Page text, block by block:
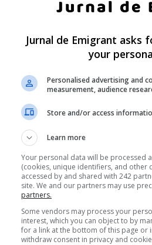
Jurnal de Emigrant asks
your
Personalised advertising and
measurement, audience
Store and/or access
Learn more
Your personal data will be processed
(cookies, unique identifiers, and other
accessed by and shared with 242
site. We and our partners may use
partners.
Some vendors may process your
interest, which you can object to by
for a link at the bottom of this page or
withdraw consent in privacy and